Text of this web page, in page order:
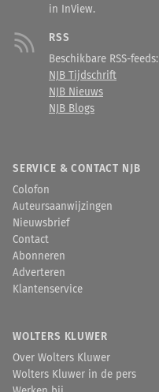
in InView.
RSS
Beschikbare RSS-feeds:
NJB Tijdschrift
NJB Nieuws
NJB Blogs
SERVICE & CONTACT NJB
Colofon
Auteursaanwijzingen
Nieuwsbrief
Contact
Abonneren
Adverteren
Klantenservice
WOLTERS KLUWER
Over Wolters Kluwer
Wolters Kluwer in de pers